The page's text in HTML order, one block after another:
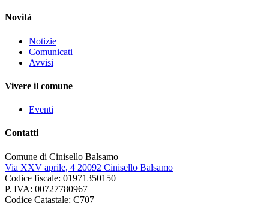
Novità
Notizie
Comunicati
Avvisi
Vivere il comune
Eventi
Contatti
Comune di Cinisello Balsamo
Via XXV aprile, 4 20092 Cinisello Balsamo
Codice fiscale: 01971350150
P. IVA: 00727780967
Codice Catastale: C707